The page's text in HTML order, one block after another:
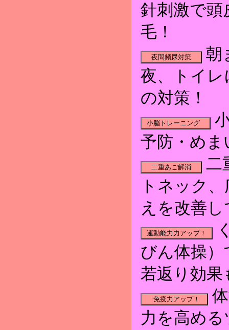
針刺激で頭
毛！
朝
夜、トイ
の対策！
予防・めま
二
トネック
えを改善
びん体操）
若返り効果
力を高め